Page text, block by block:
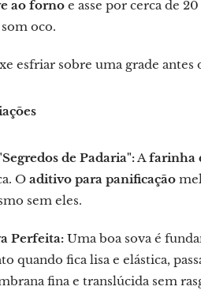
ao forno e asse por cerca de
oco.
esfriar sobre uma grade antes
de Padaria":Afarinha
O aditivo para panificação
sem eles.
Perfeita: Uma boa sova é
quando fica lisa e elástica,
fina e translúcida sem